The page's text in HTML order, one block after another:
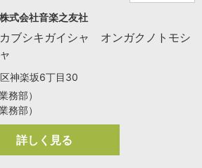
株式会社音楽之友社
カブシキガイシャ オンガクノトモシ
ャ
神楽坂6丁目30
務部）
務部）
詳しく見る